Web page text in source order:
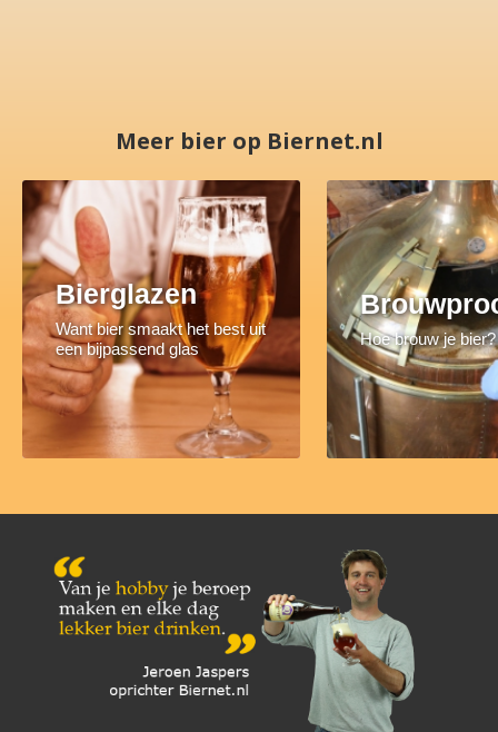
Meer bier op Biernet.nl
Bierglazen
Want bier smaakt het best uit
een bijpassend glas
Hoe brouw je bier?